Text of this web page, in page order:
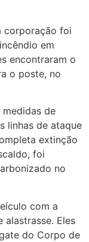
corporação foi
em
encontraram o
o poste, no
de
linhas de ataque
extinção
foi
no
com a
Eles
do Corpo de